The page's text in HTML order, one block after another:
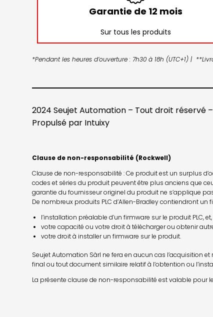
Garantie de 12 mois
Sur tous les produits
*Pendant les heures d’ouverture : 7h30 à 18h (UTC+1) |
2024 Seujet Automation – Tout droit réservé –
Propulsé par Intuixy
Clause de non-responsabilité (Rockwell)
Clause de non-responsabilité : Ce produit est un surplus
codes et séries du produit peuvent être plus anciens que
garantie du fournisseur originel du produit ne s’applique
De nombreux produits PLC d’Allen-Bradley contiendront
l’installation préalable d’un firmware sur le produit PLC,
votre capacité ou votre droit à télécharger ou obtenir
votre droit à installer un firmware sur le produit.
Seujet Automation Sàrl ne fera en aucun cas l’acquisition
final ou tout document similaire relatif à l’obtention ou
La présente clause de non-responsabilité est valable pour